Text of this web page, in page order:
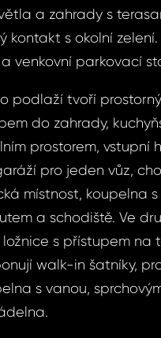
a zahrady s
kontakt s okolní
venkovní parkovací
podlaží tvoří
do zahrady,
prostorem, vstupní
pro jeden vůz,
místnost, koupelna
a schodiště. Ve
s přístupem na
walk-in šatníky,
s vanou,